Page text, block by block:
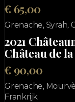
€ 65,00
Grenache, Syrah,
2021
Château de
€ 90,00
Grenache,
Frankrijk